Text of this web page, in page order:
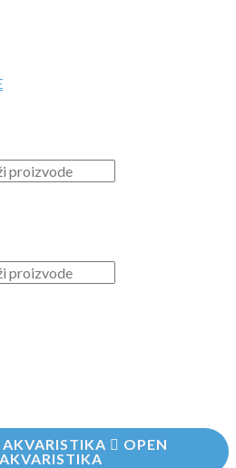
AKVARISTIKA
OPEN
AKVARISTIKA